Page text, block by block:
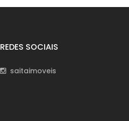
REDES SOCIAIS
saitaimoveis